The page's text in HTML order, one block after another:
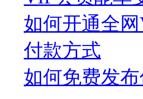
如何开通全网
付款方式
如何免费发布